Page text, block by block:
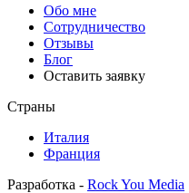
Обо мне
Сотрудничество
Отзывы
Блог
Оставить заявку
Страны
Италия
Франция
Разработка - Rock You Media